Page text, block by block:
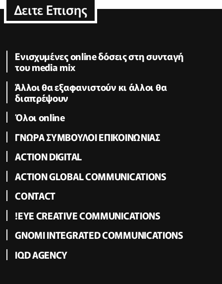
Δειτε Επισης
Ενισχυμένες online δόσεις στη συνταγή
του media mix
Άλλοι θα εξαφανιστούν κι άλλοι θα
διαπρέψουν
Όλοι online
ΓΝΩΡΑ ΣΥΜΒΟΥΛΟΙ ΕΠΙΚΟΙΝΩΝΙΑΣ
ACTION DIGITAL
ACTION GLOBAL COMMUNICATIONS
CONTACT
!EYE CREATIVE COMMUNICATIONS
GNOMI INTEGRATED COMMUNICATIONS
IQD AGENCY